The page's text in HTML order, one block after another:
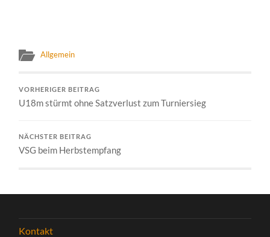
Allgemein
VORHERIGER BEITRAG
U18m stürmt ohne Satzverlust zum Turniersieg
NÄCHSTER BEITRAG
VSG beim Herbstempfang
Kontakt